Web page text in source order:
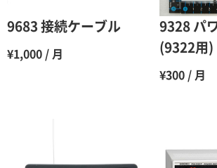
65％
60％（
55％
47％
9683 接続ケーブル
¥1,000 / 月
9328 パ
(9322用)
¥300 / 月